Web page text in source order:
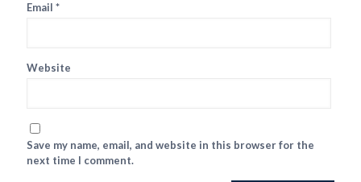
Email *
Website
Save my name, email, and website in this browser for the
next time I comment.